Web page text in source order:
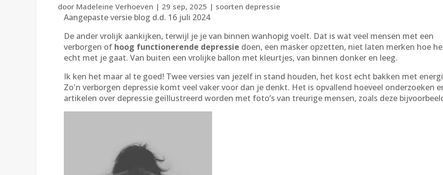
door Madeleine Verhoeven | 29 sep, 2025 | soorten depressie
Aangepaste versie blog d.d. 16 juli 2024
De ander vrolijk aankijken, terwijl je je van binnen wanhopig voelt. Dat is wat veel mensen met een
verborgen of hoog functionerende depressie doen, een masker opzetten, niet laten merken hoe
echt met je gaat. Van buiten een vrolijke ballon met kleurtjes, van binnen donker en leeg.
Ik ken het maar al te goed! Twee versies van jezelf in stand houden, het kost echt bakken met
Zo'n verborgen depressie komt veel vaker voor dan je denkt. Het is opvallend hoeveel onderzoeken
artikelen over depressie geïllustreerd worden met foto’s van treurige mensen, zoals deze